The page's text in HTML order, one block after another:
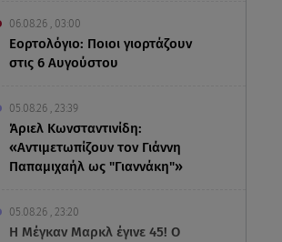
06.08.26 , 03:00
Εορτολόγιο: Ποιοι γιορτάζουν
στις 6 Αυγούστου
05.08.26 , 23:39
Άριελ Κωνσταντινίδη:
«Αντιμετωπίζουν τον Γιάννη
Παπαμιχαήλ ως "Γιαννάκη"»
05.08.26 , 23:20
Η Μέγκαν Μαρκλ έγινε 45! Ο